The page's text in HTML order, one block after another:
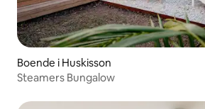
Boende i Huskisson
Steamers Bungalow